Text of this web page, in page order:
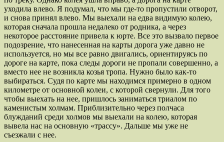
уходила влево. Я подумал, что мы где-то пропустили отворот,
и снова принял влево. Мы выехали на едва видимую колею,
которая сначала прошла недалеко от родника, а через
некоторое расстояние привела к юрте. Все это вызвало первое
подозрение, что нанесенная на карты дорога уже давно не
используется, но мы все равно двигались, ориентируясь по
дороге на карте, пока следы дороги не пропали совершенно, а
вместо нее не возникла козья тропа. Нужно было как-то
выбираться. Судя по карте мы находимся примерно в одном
километре от основной колеи, с которой свернули. Для того
чтобы выехать на нее, пришлось заниматься триалом по
каменистым холмам. Приблизительно через полчаса
блужданий среди холмов мы выехали на колею, которая
вывела нас на основную «трассу». Дальше мы уже не
съезжали с нее.